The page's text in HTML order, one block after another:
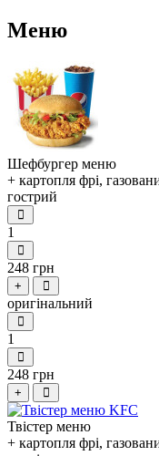
Меню
Шефбургер меню
+ картопля фрі,
гострий
1
248 грн
+
оригінальний
1
248 грн
+
Твістер меню
+ картопля фрі,